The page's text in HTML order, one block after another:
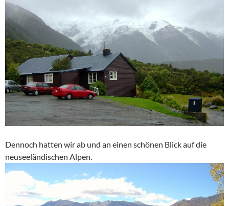
Dennoch hatten wir ab und an einen schönen Blick auf die
neuseeländischen Alpen.